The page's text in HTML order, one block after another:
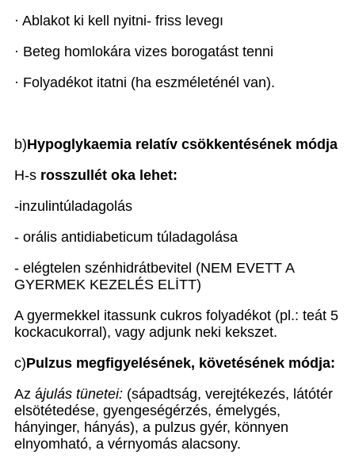
· Ablakot ki kell nyitni- friss levegı
· Beteg homlokára vizes borogatást tenni
· Folyadékot itatni (ha eszméleténél van).
b)Hypoglykaemia relatív csökkentésének módja
H-s rosszullét oka lehet:
-inzulintúladagolás
- orális antidiabeticum túladagolása
- elégtelen szénhidrátbevitel (NEM EVETT A
GYERMEK KEZELÉS ELİTT)
A gyermekkel itassunk cukros folyadékot (pl.: teát 5
kockacukorral), vagy adjunk neki kekszet.
c)Pulzus megfigyelésének, követésének módja:
Az ájulás tünetei: (sápadtság, verejtékezés, látótér
elsötétedése, gyengeségérzés, émelygés,
hányinger, hányás), a pulzus gyér, könnyen
elnyomható, a vérnyomás alacsony.